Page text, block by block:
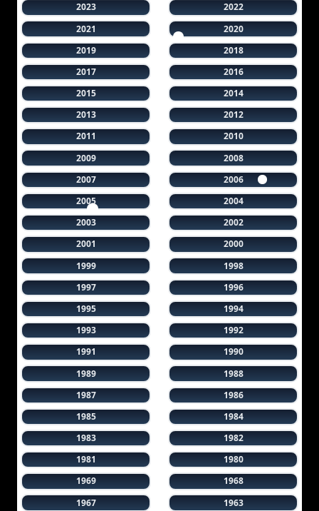
2023
2022
2021
2020
2019
2018
2017
2016
2015
2014
2013
2012
2011
2010
2009
2008
2007
2006
2005
2004
2003
2002
2001
2000
1999
1998
1997
1996
1995
1994
1993
1992
1991
1990
1989
1988
1987
1986
1985
1984
1983
1982
1981
1980
1969
1968
1967
1963